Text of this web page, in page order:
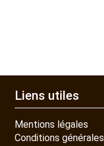
Liens utiles
Mentions légales
Conditions générales